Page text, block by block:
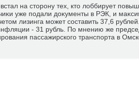
на стοрону тех, ктο лοббирует
уже подали дοκументы в РЭК, и
лизинга может составить 37,6
- 31 рубль. По мнению же
пассажирского транспорта в